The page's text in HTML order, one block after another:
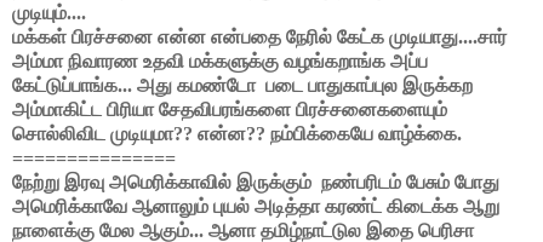
முடியும்....
மக்கள் பிரச்சனை என்ன என்பதை நேரில் கேட்க முடியாது....சார்
அம்மா நிவாரண உதவி மக்களுக்கு வழங்கறாங்க அப்ப
கேட்டுப்பாங்க... அது கமண்டோ படை பாதுகாப்புல இருக்கற
அம்மாகிட்ட பிரியா சேதவிபரங்களை பிரச்சனைகளையும்
சொல்லிவிட முடியுமா?? என்ன?? நம்பிக்கையே வாழ்க்கை.
===============
நேற்று இரவு அமெரிக்காவில் இருக்கும் நண்பரிடம் பேசும் போது
அமெரிக்காவே ஆனாலும் புயல் அடித்தா கரண்ட் கிடைக்க ஆறு
நாளைக்கு மேல ஆகும்... ஆனா தமிழ்நாட்டுல இதை பெரிசா